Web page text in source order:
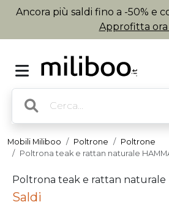
Ancora più saldi fino a -50% e
Approfitta ora
Mobili Miliboo Poltrone
Poltrone
Poltrona teak e rattan naturale
Poltrona teak e rattan naturale
Saldi